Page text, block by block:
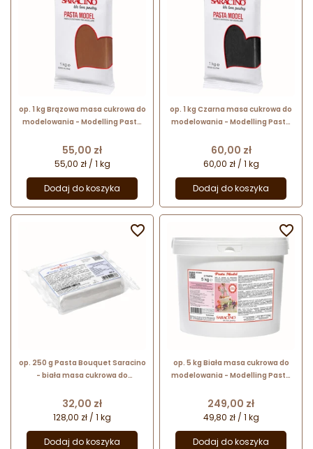
op. 1 kg Brązowa masa cukrowa do
modelowania - Modelling Paste
Cena
55,00 zł
55,00 zł / 1 kg
Dodaj do koszyka
op. 1 kg Czarna masa cukrowa do
modelowania - Modelling Paste
Cena
60,00 zł
60,00 zł / 1 kg
Dodaj do koszyka
op. 250 g Pasta Bouquet Saracino
- biała masa cukrowa do
kwiatów i dekoracji
Cena
32,00 zł
128,00 zł / 1 kg
Dodaj do koszyka

op. 5 kg Biała masa cukrowa do
modelowania - Modelling Paste
Cena
249,00 zł
49,80 zł / 1 kg
Dodaj do koszyka
